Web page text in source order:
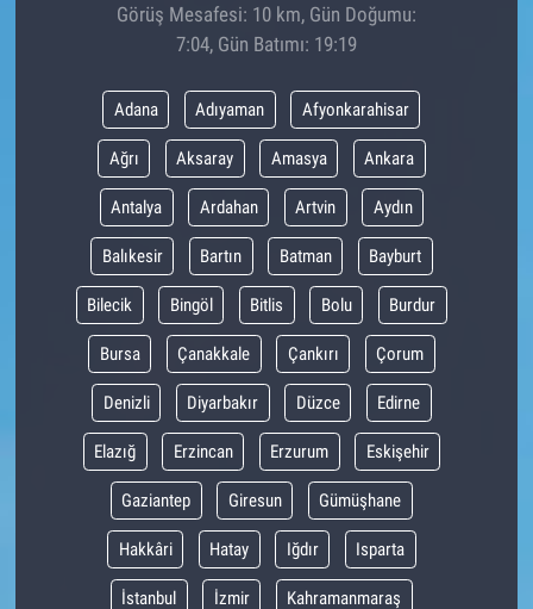
Görüş Mesafesi: 10 km, Gün Doğumu:
7:04, Gün Batımı: 19:19
Adana Adıyaman Afyonkarahisar
Ağrı Aksaray Amasya Ankara
Antalya Ardahan Artvin Aydın
Balıkesir Bartın Batman Bayburt
Bilecik Bingöl Bitlis Bolu Burdur
Bursa Çanakkale Çankırı Çorum
Denizli Diyarbakır Düzce Edirne
Elazığ Erzincan Erzurum Eskişehir
Gaziantep Giresun Gümüşhane
Hakkâri Hatay Iğdır Isparta
İstanbul İzmir Kahramanmaraş